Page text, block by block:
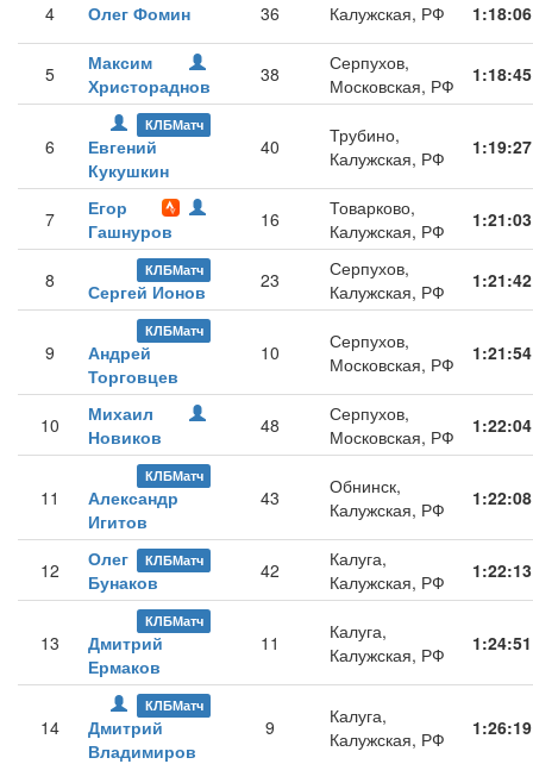
4 Олег Фомин 36 Калужская, РФ 1:18:06
5
Максим
Христораднов
38
Серпухов,
Московская, РФ
1:18:45
6
КЛБМатч
Евгений
Кукушкин
40
Трубино,
Калужская, РФ
1:19:27
7
Егор
Гашнуров
16
Товарково,
Калужская, РФ
1:21:03
8 КЛБМатч
Сергей Ионов 23
Серпухов,
Калужская, РФ
1:21:42
9
КЛБМатч
Андрей
Торговцев
10
Серпухов,
Московская, РФ
1:21:54
10
Михаил
Новиков
48
Серпухов,
Московская, РФ
1:22:04
11
КЛБМатч
Александр
Игитов
43
Обнинск,
Калужская, РФ
1:22:08
12 КЛБМатч
Олег
Бунаков
42
Калуга,
Калужская, РФ
1:22:13
13
КЛБМатч
Дмитрий
Ермаков
11
Калуга,
Калужская, РФ
1:24:51
14
КЛБМатч
Дмитрий
Владимиров
9
Калуга,
Калужская, РФ
1:26:19